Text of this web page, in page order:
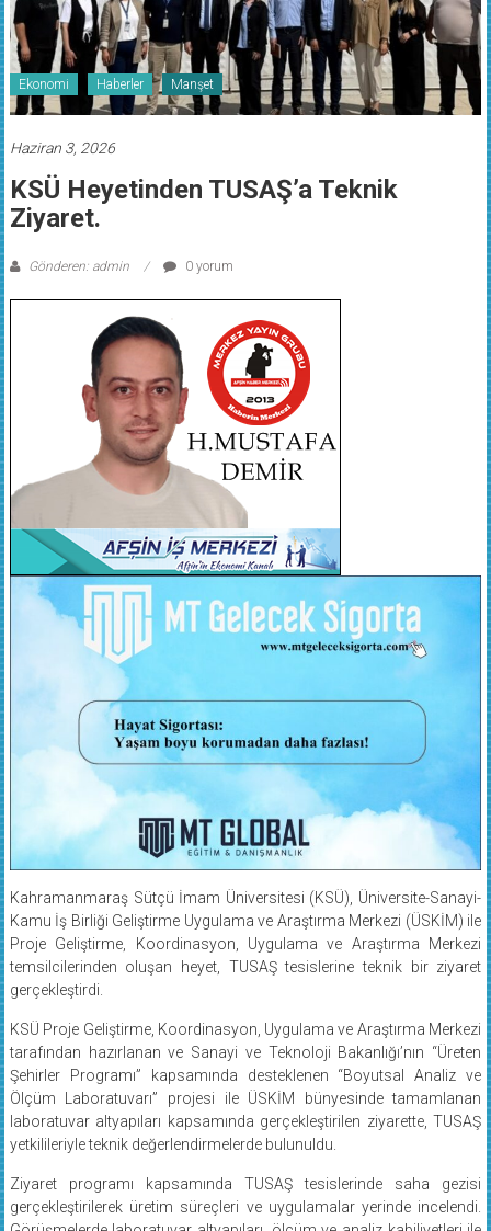
Ekonomi Haberler Manşet
KSÜ Heyetinden TUSAŞ’a Teknik
Ziyaret.
Kahramanmaraş Sütçü İmam Üniversitesi (KSÜ), Üniversite-Sanayi-
Kamu İş Birliği Geliştirme Uygulama ve Araştırma Merkezi (ÜSKİM) ile
Proje Geliştirme, Koordinasyon, Uygulama ve Araştırma Merkezi
temsilcilerinden oluşan heyet, TUSAŞ tesislerine teknik bir ziyaret
gerçekleştirdi.
KSÜ Proje Geliştirme, Koordinasyon, Uygulama ve Araştırma Merkezi
tarafından hazırlanan ve Sanayi ve Teknoloji Bakanlığı’nın “Üreten
Şehirler Programı” kapsamında desteklenen “Boyutsal Analiz ve
Ölçüm Laboratuvarı” projesi ile ÜSKİM bünyesinde tamamlanan
laboratuvar altyapıları kapsamında gerçekleştirilen ziyarette, TUSAŞ
yetkilileriyle teknik değerlendirmelerde bulunuldu.
gerçekleştirilerek üretim süreçleri ve uygulamalar yerinde incelendi.
Görüşmelerde laboratuvar altyapıları, ölçüm ve analiz kabiliyetleri ile